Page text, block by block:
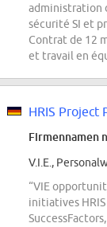
administration
sécurité SI et
Contrat de 12
et travail en
HRIS Project
Firmennamen
V.I.E.,
“VIE
initiatives